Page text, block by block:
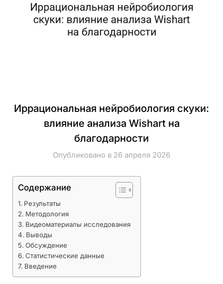
Иррациональная нейробиология скуки:
влияние анализа Wishart на
благодарности
Опубликовано в 26 апреля 2026
Содержание
Результаты
Методология
Видеоматериалы исследования
Выводы
Обсуждение
Статистические данные
Введение